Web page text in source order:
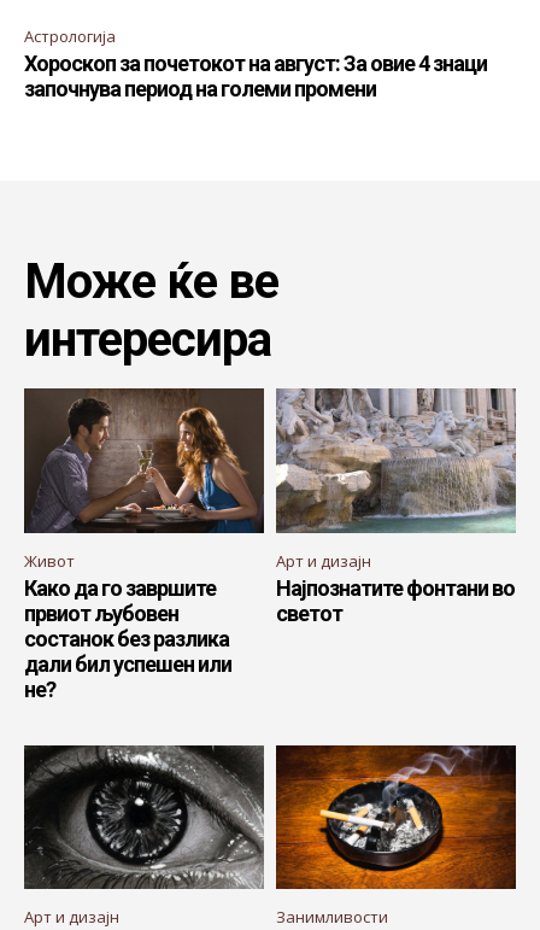
Астрологија
Хороскоп за почетокот на август: За овие 4 знаци
започнува период на големи промени
Може ќе ве
интересира
Живот
Како да го завршите
првиот љубовен
состанок без разлика
дали бил успешен или
не?
Арт и дизајн
Најпознатите фонтани во
светот
Арт и дизајн Занимливости